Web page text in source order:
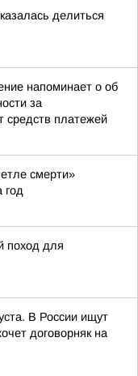
делиться
напоминает о об
за
средств платежей
смерти»
год
поход для
В России ищут
договорняк на